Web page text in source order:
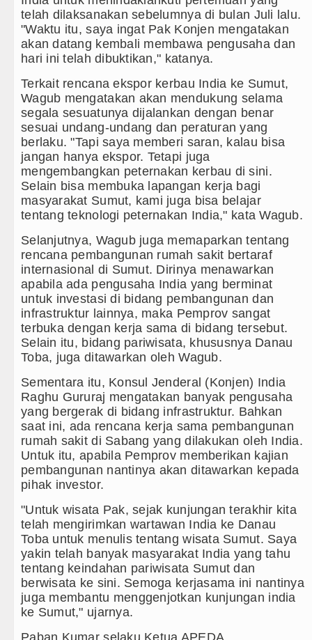
Sebut LSL Pengidap HIV/AIDS di
Arsenal Dibungkam Real Betis pada
Chelsea Tumbang Ditekuk Juventus
Bupati Taput Sambut Kunjungan
PD AIJ Sumut Kembali Amankan Aset
telah dilaksanakan sebelumnya di bulan Juli lalu.
"Waktu itu, saya ingat Pak Konjen mengatakan
akan datang kembali membawa pengusaha dan
hari ini telah dibuktikan," katanya.
Terkait rencana ekspor kerbau India ke Sumut,
Wagub mengatakan akan mendukung selama
segala sesuatunya dijalankan dengan benar
sesuai undang-undang dan peraturan yang
berlaku. "Tapi saya memberi saran, kalau bisa
jangan hanya ekspor. Tetapi juga
mengembangkan peternakan kerbau di sini.
Selain bisa membuka lapangan kerja bagi
masyarakat Sumut, kami juga bisa belajar
tentang teknologi peternakan India," kata Wagub.
Selanjutnya, Wagub juga memaparkan tentang
rencana pembangunan rumah sakit bertaraf
internasional di Sumut. Dirinya menawarkan
apabila ada pengusaha India yang berminat
untuk investasi di bidang pembangunan dan
infrastruktur lainnya, maka Pemprov sangat
terbuka dengan kerja sama di bidang tersebut.
Selain itu, bidang pariwisata, khususnya Danau
Toba, juga ditawarkan oleh Wagub.
Sementara itu, Konsul Jenderal (Konjen) India
Raghu Gururaj mengatakan banyak pengusaha
yang bergerak di bidang infrastruktur. Bahkan
saat ini, ada rencana kerja sama pembangunan
rumah sakit di Sabang yang dilakukan oleh India.
Untuk itu, apabila Pemprov memberikan kajian
pembangunan nantinya akan ditawarkan kepada
pihak investor.
"Untuk wisata Pak, sejak kunjungan terakhir kita
telah mengirimkan wartawan India ke Danau
Toba untuk menulis tentang wisata Sumut. Saya
yakin telah banyak masyarakat India yang tahu
tentang keindahan pariwisata Sumut dan
berwisata ke sini. Semoga kerjasama ini nantinya
juga membantu menggenjotkan kunjungan india
ke Sumut," ujarnya.